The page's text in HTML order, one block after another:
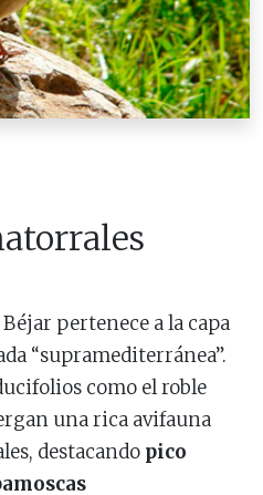
pertenece a la capa
“supramediterránea”.
como el roble
una rica avifauna
destacando pico